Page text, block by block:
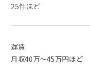
25件ほど
運賃
月収40万～45万円ほど